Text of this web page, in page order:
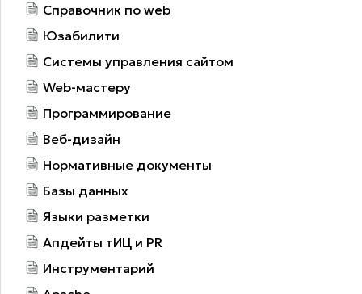
Справочник по web
Юзабилити
Системы управления сайтом
Web-мастеру
Программирование
Веб-дизайн
Нормативные документы
Базы данных
Языки разметки
Апдейты тИЦ и PR
Инструментарий